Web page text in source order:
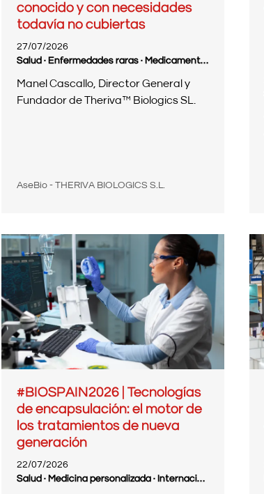
conocido y con necesidades
todavía no cubiertas
27/07/2026
Salud · Enfermedades raras · Medicamentos innovadores · Medicina personalizada
Manel Cascallo, Director General y
Fundador de Theriva™ Biologics SL.
AseBio - THERIVA BIOLOGICS S.L.
#BIOSPAIN2026 | Tecnologías
de encapsulación: el motor de
los tratamientos de nueva
generación
22/07/2026
Salud · Medicina personalizada · Internacional · BioSpain